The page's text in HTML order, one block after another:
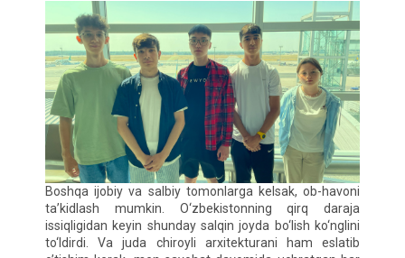
Boshqa ijobiy va salbiy tomonlarga kelsak, ob-havoni
ta’kidlash mumkin. O‘zbekistonning qirq daraja
issiqligidan keyin shunday salqin joyda bo‘lish ko‘nglini
to‘ldirdi. Va juda chiroyli arxitekturani ham eslatib